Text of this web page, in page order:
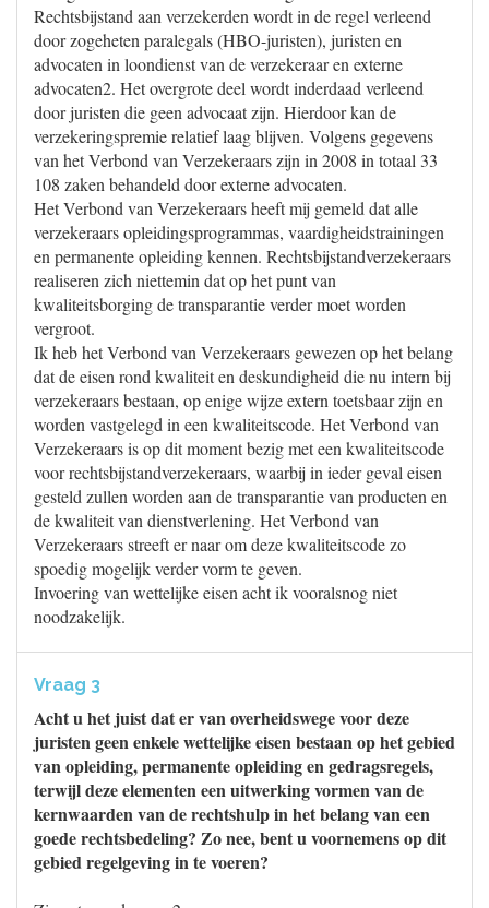
Rechtsbijstand aan verzekerden wordt in de regel verleend
door zogeheten paralegals (HBO-juristen), juristen en
advocaten in loondienst van de verzekeraar en externe
advocaten2. Het overgrote deel wordt inderdaad verleend
door juristen die geen advocaat zijn. Hierdoor kan de
verzekeringspremie relatief laag blijven. Volgens gegevens
van het Verbond van Verzekeraars zijn in 2008 in totaal 33
108 zaken behandeld door externe advocaten.
Het Verbond van Verzekeraars heeft mij gemeld dat alle
verzekeraars opleidingsprogrammas, vaardigheidstrainingen
en permanente opleiding kennen. Rechtsbijstandverzekeraars
realiseren zich niettemin dat op het punt van
kwaliteitsborging de transparantie verder moet worden
vergroot.
Ik heb het Verbond van Verzekeraars gewezen op het belang
dat de eisen rond kwaliteit en deskundigheid die nu intern bij
verzekeraars bestaan, op enige wijze extern toetsbaar zijn en
worden vastgelegd in een kwaliteitscode. Het Verbond van
Verzekeraars is op dit moment bezig met een kwaliteitscode
voor rechtsbijstandverzekeraars, waarbij in ieder geval eisen
gesteld zullen worden aan de transparantie van producten en
de kwaliteit van dienstverlening. Het Verbond van
Verzekeraars streeft er naar om deze kwaliteitscode zo
spoedig mogelijk verder vorm te geven.
Invoering van wettelijke eisen acht ik vooralsnog niet
noodzakelijk.
Vraag 3
Acht u het juist dat er van overheidswege voor deze
juristen geen enkele wettelijke eisen bestaan op het gebied
van opleiding, permanente opleiding en gedragsregels,
terwijl deze elementen een uitwerking vormen van de
kernwaarden van de rechtshulp in het belang van een
goede rechtsbedeling? Zo nee, bent u voornemens op dit
gebied regelgeving in te voeren?